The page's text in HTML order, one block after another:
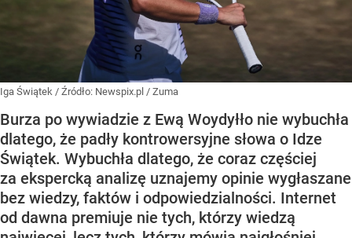
Iga Świątek / Źródło: Newspix.pl / Zuma
Burza po wywiadzie z Ewą Woydyłło nie wybuchła
dlatego, że padły kontrowersyjne słowa o Idze
Świątek. Wybuchła dlatego, że coraz częściej
za ekspercką analizę uznajemy opinie wygłaszane
bez wiedzy, faktów i odpowiedzialności. Internet
od dawna premiuje nie tych, którzy wiedzą